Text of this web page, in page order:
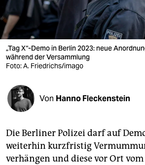
verlag
veranstaltungen
shop
fragen & hilfe
unterstützen
abo
epaper login
„Tag X“-Demo in Berlin 2023: neue
während der Versammlung
Foto: A. Friedrichs/imago
Von Hanno Fleckenstein
Die Berliner Polizei darf auf
weiterhin kurzfristig
verhängen und diese vor Ort